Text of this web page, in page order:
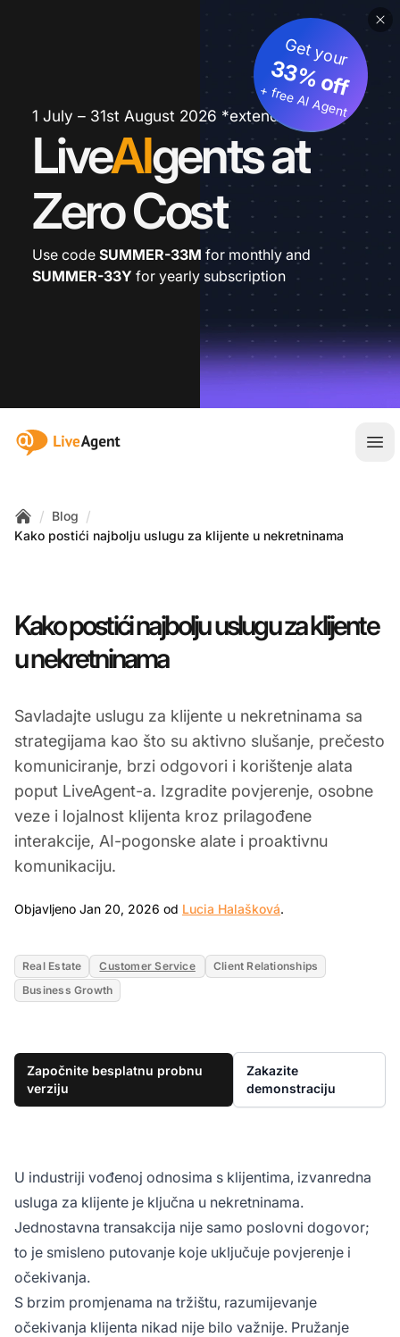
1 July – 31st August 2026 *extended
LiveAIgents at
Zero Cost
Get your
33% off
+ free AI Agent
Use code SUMMER-33M for monthly and
SUMMER-33Y for yearly subscription
:site.title
Home
/ Blog /
Kako postići najbolju uslugu za klijente u nekretninama
Kako postići najbolju uslugu za klijente
u nekretninama
Savladajte uslugu za klijente u nekretninama sa
strategijama kao što su aktivno slušanje, prečesto
komuniciranje, brzi odgovori i korištenje alata
poput LiveAgent-a. Izgradite povjerenje, osobne
veze i lojalnost klijenta kroz prilagođene
interakcije, AI-pogonske alate i proaktivnu
komunikaciju.
Objavljeno Jan 20, 2026 od Lucia Halašková.
Real Estate Customer Service
Client Relationships
Business Growth
Započnite besplatnu probnu
verziju
Zakazite
demonstraciju
U industriji vođenoj odnosima s klijentima, izvanredna
usluga za klijente je ključna u nekretninama.
Jednostavna transakcija nije samo poslovni dogovor;
to je smisleno putovanje koje uključuje povjerenje i
očekivanja.
S brzim promjenama na tržištu, razumijevanje
očekivanja klijenta nikad nije bilo važnije. Pružanje